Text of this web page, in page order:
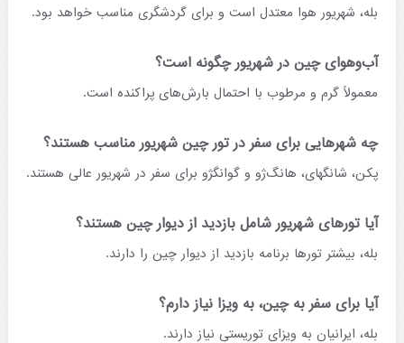
بله، شهریور هوا معتدل است و برای گردشگری مناسب خواهد بود.
آب‌وهوای چین در شهریور چگونه است؟
معمولاً گرم و مرطوب با احتمال بارش‌های پراکنده است.
چه شهرهایی برای سفر در تور چین شهریور مناسب هستند؟
پکن، شانگهای، هانگ‌ژو و گوانگژو برای سفر در شهریور عالی هستند.
آیا تورهای شهریور شامل بازدید از دیوار چین هستند؟
بله، بیشتر تورها برنامه بازدید از دیوار چین را دارند.
آیا برای سفر به چین، به ویزا نیاز دارم؟
بله، ایرانیان به ویزای توریستی نیاز دارند.